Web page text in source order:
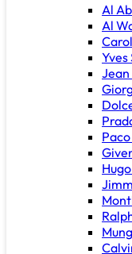
Al
Al